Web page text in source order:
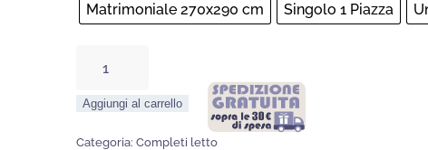
Matrimoniale 270x290 cm Singolo 1 Piazza
Monreale
Aggiungi al carrello
Categoria: Completi letto